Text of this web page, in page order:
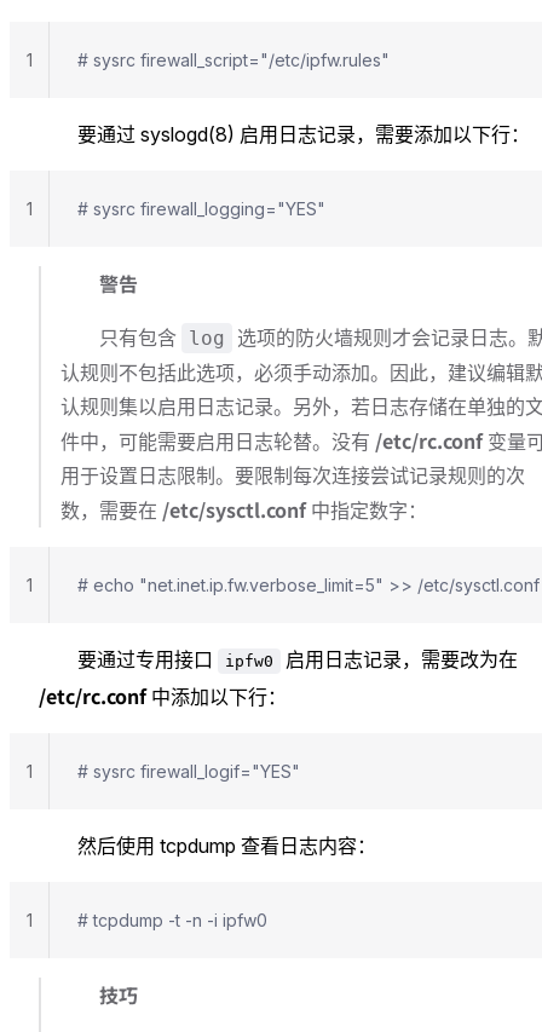
# sysrc firewall_script="/etc/ipfw.rules"
1
要通过 syslogd(8) 启用日志记录，需要添加以下行：
# sysrc firewall_logging="YES"
1
警告
只有包含 log
选项的防火墙规则才会记录日志。
认规则不包括此选项，必须手动添加。因此，建议编辑
认规则集以启用日志记录。另外，若日志存储在单独的
件中，可能需要启用日志轮替。没有 /etc/rc.conf变量
用于设置日志限制。要限制每次连接尝试记录规则的次
数，需要在 /etc/sysctl.conf中指定数字：
# echo "net.inet.ip.fw.verbose_limit=5" >> /etc/sysctl.conf
1
要通过专用接口 ipfw0 启用日志记录，需要改为在
/etc/rc.conf中添加以下行：
# sysrc firewall_logif="YES"
1
然后使用 tcpdump 查看日志内容：
# tcpdump -t -n -i ipfw0
1
技巧